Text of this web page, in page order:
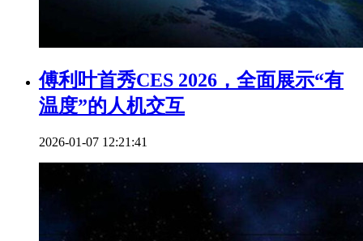
傅利叶首秀CES 2026，全面展示“有
温度”的人机交互
2026-01-07 12:21:41